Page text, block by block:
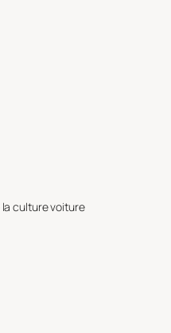
culture voiture